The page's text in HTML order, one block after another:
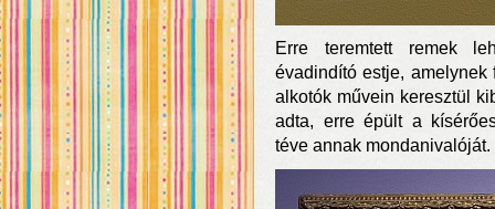
Erre teremtett remek
évadindító estje, amelynek
alkotók művein keresztül
adta, erre épült a
téve annak mondanivalóját.